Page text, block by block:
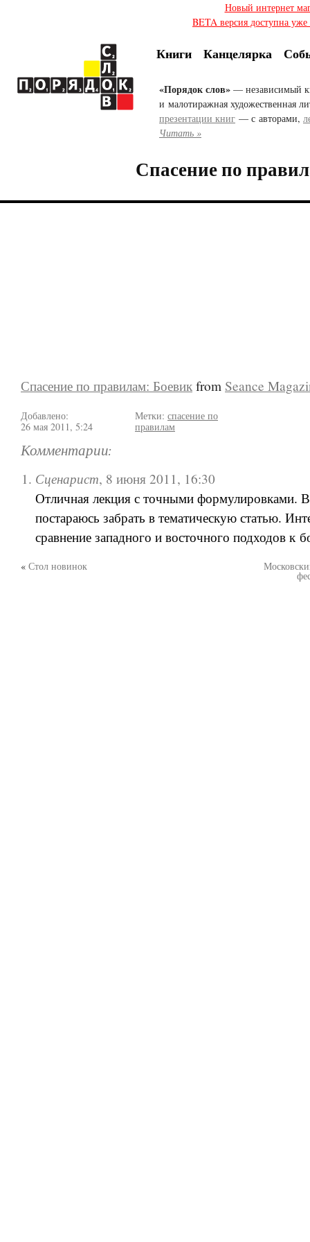
Новый интернет
BETA версия доступна
Книги Канцелярка
«Порядок слов» — независимый
и малотиражная художественная
презентации книг — с авторами,
Читать »
Спасение по
Спасение по правилам: Боевик from Seance
Добавлено:
26 мая 2011, 5:24
Метки: спасение по
правилам
Комментарии:
Сценарист, 8 июня 2011, 16:30
Отличная лекция с точными формулировками.
постараюсь забрать в тематическую статью.
сравнение западного и восточного подходов к
« Стол новинок